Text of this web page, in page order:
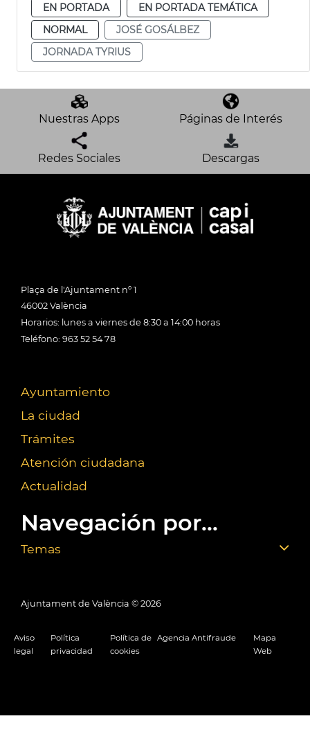
EN PORTADA
EN PORTADA TEMÁTICA
NORMAL
JOSÉ GOSÁLBEZ
JORNADA TYRIUS
Nuestras Apps Páginas de Interés
Redes Sociales Descargas
Plaça de l'Ajuntament nº 1
46002 València
Horarios: lunes a viernes de 8:30 a 14:00 horas
Teléfono: 963 52 54 78
Ayuntamiento
La ciudad
Trámites
Atención ciudadana
Actualidad
Navegación por...
Temas
Ajuntament de València © 2026
Aviso
legal
Política
privacidad
Política de
cookies
Agencia Antifraude
Mapa
Web